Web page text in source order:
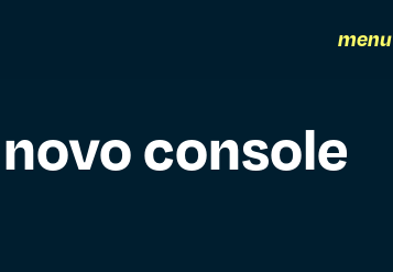
menu
console